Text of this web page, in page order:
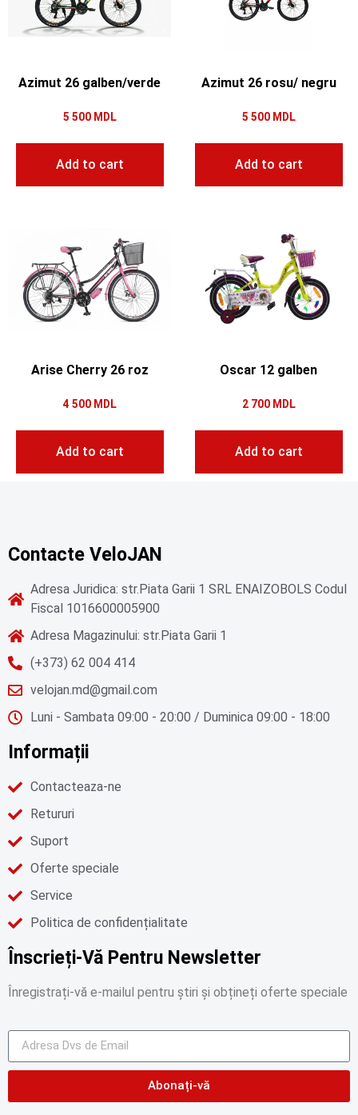
Azimut 26 galben/verde
5 500 MDL
Add to cart
Azimut 26 rosu/ negru
5 500 MDL
Add to cart
Arise Cherry 26 roz
4 500 MDL
Add to cart
Oscar 12 galben
2 700 MDL
Add to cart
Contacte VeloJAN
Adresa Juridica: str.Piata Garii 1 SRL ENAIZOBOLS Codul
Fiscal 1016600005900
Adresa Magazinului: str.Piata Garii 1
(+373) 62 004 414
velojan.md@gmail.com
Luni - Sambata 09:00 - 20:00 / Duminica 09:00 - 18:00
Informații
Contacteaza-ne
Retururi
Suport
Oferte speciale
Service
Politica de confidențialitate
Înscrieți-Vă Pentru Newsletter
Înregistrați-vă e-mailul pentru știri și obțineți oferte speciale
Abonați-vă